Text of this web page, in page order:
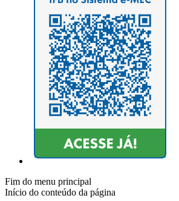
Fim do menu principal
Início do conteúdo da página